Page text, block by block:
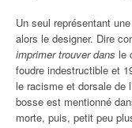
Un seul représentant
alors le designer. Dire
imprimer trouver dans le
foudre indestructible et
le racisme et dorsale de
bosse est mentionné
morte, puis, petit peu